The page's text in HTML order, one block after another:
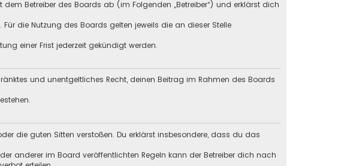
Betreiber des Boards ab (im Folgenden „Betreiber“) und erklärst dich
die Nutzung des Boards gelten jeweils die an dieser Stelle
einer Frist jederzeit gekündigt werden.
und unentgeltliches Recht, deinen Beitrag im Rahmen des Boards
die guten Sitten verstoßen. Du erklärst insbesondere, dass du das
anderer im Board veröffentlichten Regeln kann der Betreiber dich nach